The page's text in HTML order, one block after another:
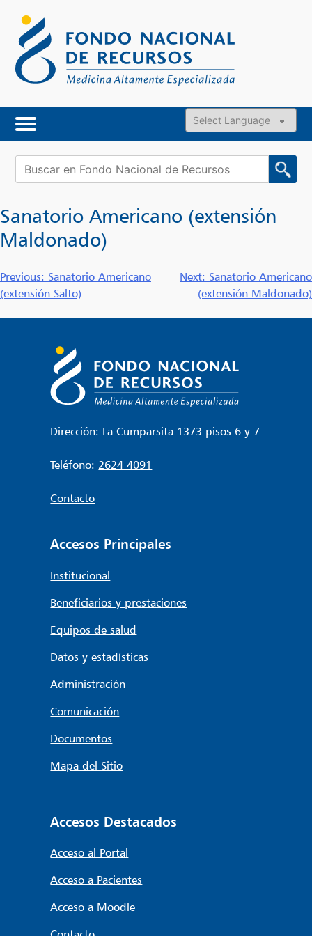
content
Powered by
Buscar:
Sanatorio Americano (extensión
Maldonado)
Navegación
de
Previous: Sanatorio Americano
(extensión Salto)
Next: Sanatorio Americano
(extensión Maldonado)
Dirección: La Cumparsita 1373 pisos 6 y 7
Teléfono: 2624 4091
Contacto
Accesos Principales
Institucional
Beneficiarios y prestaciones
Equipos de salud
Datos y estadísticas
Administración
Comunicación
Documentos
Mapa del Sitio
Accesos Destacados
Acceso al Portal
Acceso a Pacientes
Acceso a Moodle